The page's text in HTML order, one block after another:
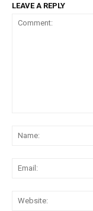
LEAVE A REPLY